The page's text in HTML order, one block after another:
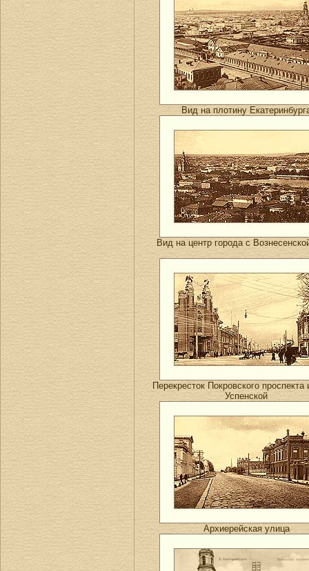
Вид на плотину
Вид на центр города с
Перекресток Покровского
Успенской
Архиерейская улица